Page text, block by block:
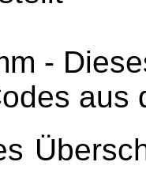
-
aus